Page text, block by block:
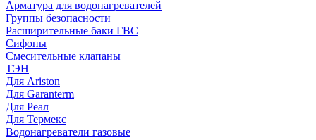
Арматура для водонагревателей
Группы безопасности
Расширительные баки ГВС
Сифоны
Смесительные клапаны
ТЭН
Для Ariston
Для Garanterm
Для Реал
Для Термекс
Водонагреватели газовые